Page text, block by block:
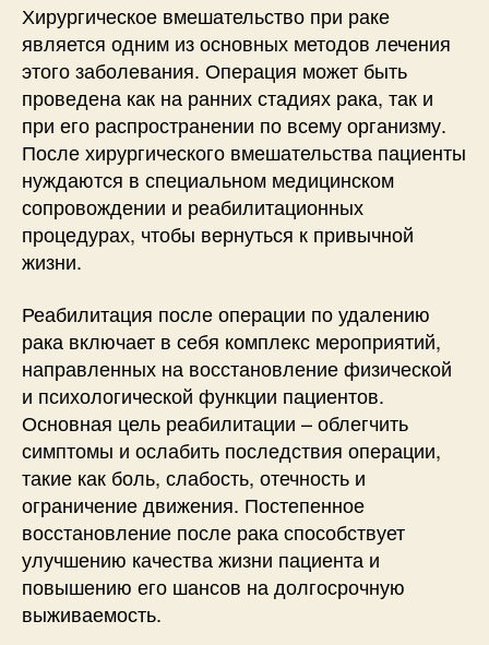
Хирургическое вмешательство при раке
является одним из основных методов лечения
этого заболевания. Операция может быть
проведена как на ранних стадиях рака, так и
при его распространении по всему организму.
После хирургического вмешательства пациенты
нуждаются в специальном медицинском
сопровождении и реабилитационных
процедурах, чтобы вернуться к привычной
жизни.
Реабилитация после операции по удалению
рака включает в себя комплекс мероприятий,
направленных на восстановление физической
и психологической функции пациентов.
Основная цель реабилитации – облегчить
симптомы и ослабить последствия операции,
такие как боль, слабость, отечность и
ограничение движения. Постепенное
восстановление после рака способствует
улучшению качества жизни пациента и
повышению его шансов на долгосрочную
выживаемость.